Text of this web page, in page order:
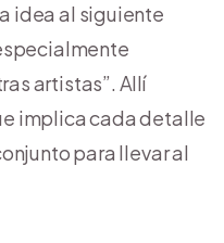
idea al siguiente
artistas”. Allí
implica cada detalle
para llevar al